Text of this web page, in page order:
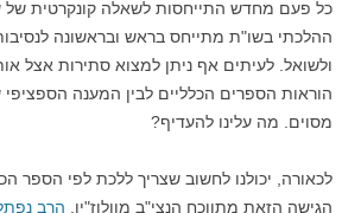
כל פעם מחדש התייחסות לשאלה קונקרטית של
ההלכתי בשו"ת מתייחס בראש ובראשונה
ולשואל. לעיתים אף ניתן למצוא סתירות אצל
הוראות הספרים הכלליים לבין המענה
מסוים. מה עלינו להעדיף?
לכאורה, יכולנו לחשוב שצריך ללכת לפי הספר
הגישה הזאת מתווכח הנצי"ב מוולוז"ין, הרב